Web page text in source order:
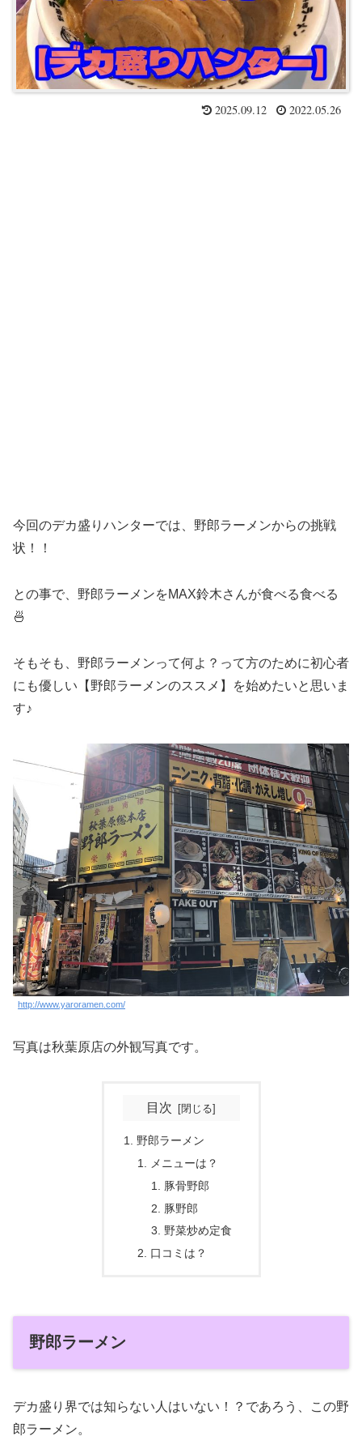
2025.09.12 2022.05.26
今回のデカ盛りハンターでは、野郎ラーメンからの挑戦
状！！
との事で、野郎ラーメンをMAX鈴木さんが食べる食べる
🍜
そもそも、野郎ラーメンって何よ？って方のために初心者
にも優しい【野郎ラーメンのススメ】を始めたいと思いま
す♪
http://www.yaroramen.com/
写真は秋葉原店の外観写真です。
目次
野郎ラーメン
メニューは？
豚骨野郎
豚野郎
野菜炒め定食
口コミは？
野郎ラーメン
デカ盛り界では知らない人はいない！？であろう、この野
郎ラーメン。